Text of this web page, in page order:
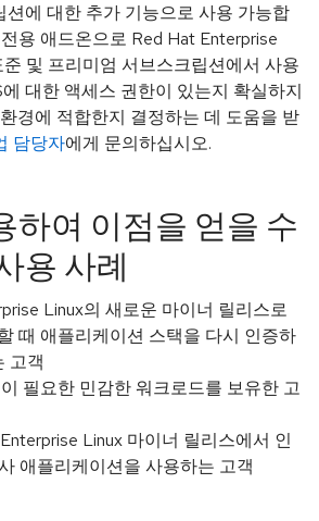
에 대한 추가 기능으로 사용 가능합
용 애드온으로 Red Hat Enterprise
및 프리미엄 서브스크립션에서 사용
대한 액세스 권한이 있는지 확실하지
경에 적합한지 결정하는 데 도움을 받
담당자에게 문의하십시오.
하여 이점을 얻을 수
용 사례
Linux의 새로운 마이너 릴리스로
때 애플리케이션 스택을 다시 인증하
고객
필요한 민감한 워크로드를 보유한 고
Linux 마이너 릴리스에서 인
애플리케이션을 사용하는 고객